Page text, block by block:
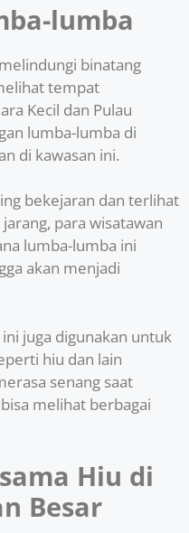
lumba
binatang
tempat
Kecil dan Pulau
lumba-lumba di
di kawasan ini.
bekejaran dan terlihat
para wisatawan
lumba-lumba ini
akan menjadi
juga digunakan untuk
hiu dan lain
senang saat
melihat berbagai
Hiu di
Besar